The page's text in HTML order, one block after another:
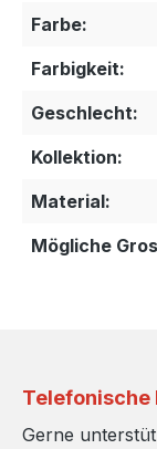
Farbe:
Farbigkeit:
Geschlecht:
Kollektion:
Material:
Mögliche
Telefonische
Gerne